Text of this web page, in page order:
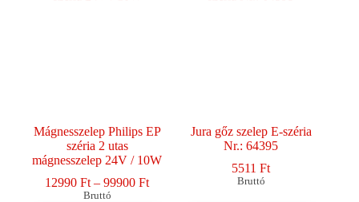
Mágnesszelep Philips EP
széria 2 utas
mágnesszelep 24V / 10W
12990Ft – 99900FtÁrtartomány:
Bruttó
Jura gőz szelep E-széria
Nr.: 64395
5511Ft
Bruttó